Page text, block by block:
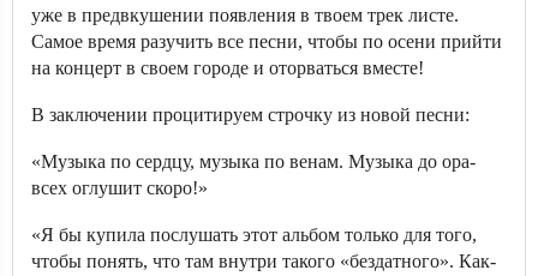
уже в предвкушении появления в твоем трек листе.
Самое время разучить все песни, чтобы по осени прийти
на концерт в своем городе и оторваться вместе!
В заключении процитируем строчку из новой песни:
«Музыка по сердцу, музыка по венам. Музыка до ора-
всех оглушит скоро!»
«Я бы купила послушать этот альбом только для того,
чтобы понять, что там внутри такого «бездатного». Как-